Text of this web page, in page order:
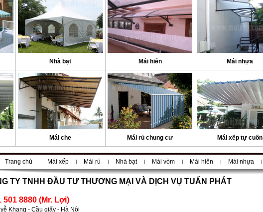
Nhà bạt Mái hiên Mái nhựa
Mái che Mái rủ chung cư Mái xếp tự cuốn
Trang chủ Mái xếp | Mái rủ | Nhà bạt | Mái vòm | Mái hiên | Mái nhựa |
TY TNHH ĐẦU TƯ THƯƠNG MẠI VÀ DỊCH VỤ TUẤN PHÁT
501 8880 (Mr. Lợi)
Khang - Cầu giấy - Hà Nội